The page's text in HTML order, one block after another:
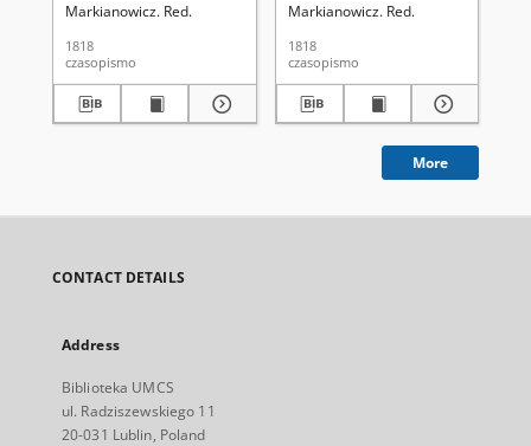
Markianowicz. Red.
1818
czasopismo
Markianowicz. Red.
1818
czasopismo
More
CONTACT DETAILS
Address
Biblioteka UMCS
ul. Radziszewskiego 11
20-031 Lublin, Poland